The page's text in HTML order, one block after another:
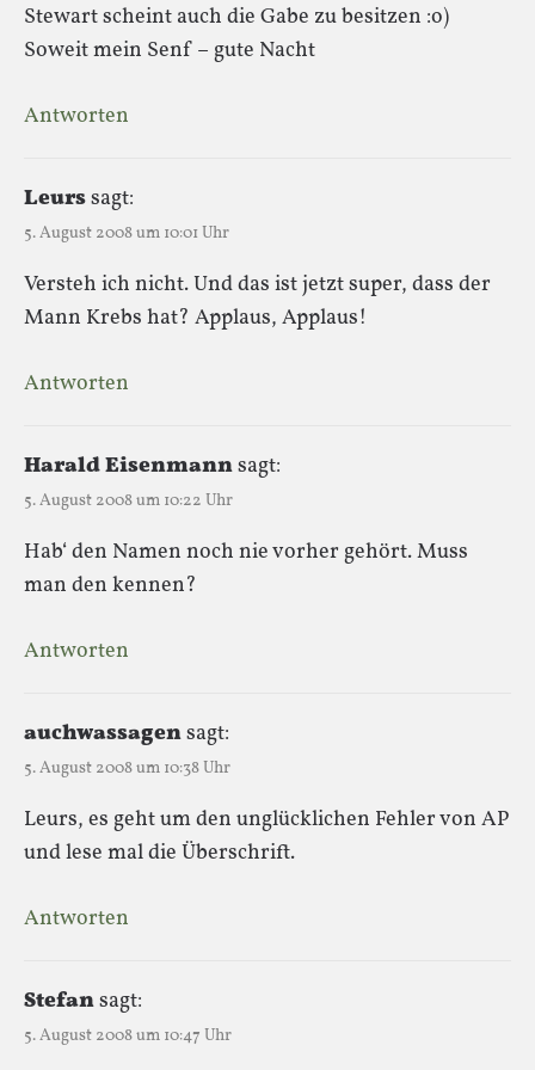
Stewart scheint auch die Gabe zu besitzen :o)
Soweit mein Senf – gute Nacht
Antworten
Leurssagt:
5. August 2008 um 10:01 Uhr
Versteh ich nicht. Und das ist jetzt super, dass der
Mann Krebs hat? Applaus, Applaus!
Antworten
Harald Eisenmannsagt:
5. August 2008 um 10:22 Uhr
Hab‘ den Namen noch nie vorher gehört. Muss
man den kennen?
Antworten
auchwassagensagt:
5. August 2008 um 10:38 Uhr
Leurs, es geht um den unglücklichen Fehler von AP
und lese mal die Überschrift.
Antworten
Stefansagt:
5. August 2008 um 10:47 Uhr